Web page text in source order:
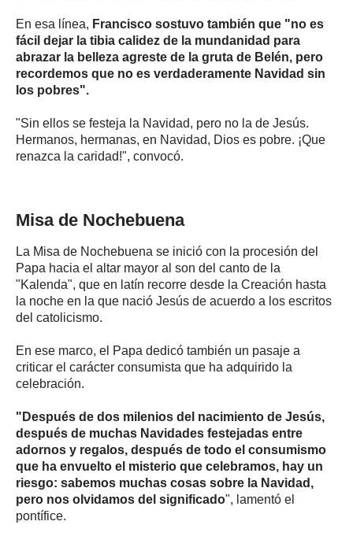
En esa línea, Francisco sostuvo también que "no es
fácil dejar la tibia calidez de la mundanidad para
abrazar la belleza agreste de la gruta de Belén, pero
recordemos que no es verdaderamente Navidad sin
los pobres".
"Sin ellos se festeja la Navidad, pero no la de Jesús.
Hermanos, hermanas, en Navidad, Dios es pobre. ¡Que
renazca la caridad!", convocó.
Misa de Nochebuena
La Misa de Nochebuena se inició con la procesión del
Papa hacia el altar mayor al son del canto de la
"Kalenda", que en latín recorre desde la Creación hasta
la noche en la que nació Jesús de acuerdo a los escritos
del catolicismo.
En ese marco, el Papa dedicó también un pasaje a
criticar el carácter consumista que ha adquirido la
celebración.
"Después de dos milenios del nacimiento de Jesús,
después de muchas Navidades festejadas entre
adornos y regalos, después de todo el consumismo
que ha envuelto el misterio que celebramos, hay un
riesgo: sabemos muchas cosas sobre la Navidad,
pero nos olvidamos del significado", lamentó el
pontífice.